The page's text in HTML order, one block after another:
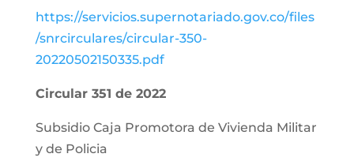
https://servicios.supernotariado.gov.co/files
/snrcirculares/circular-350-
20220502150335.pdf
Circular 351 de 2022
Subsidio Caja Promotora de Vivienda Militar
y de Policia